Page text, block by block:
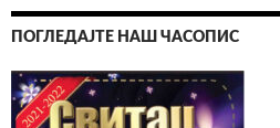
ПОГЛЕДАЈТЕ НАШ ЧАСОПИС